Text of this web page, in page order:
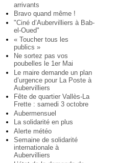
arrivants
Bravo quand même !
"Ciné d’Aubervilliers à Bab-
el-Oued"
« Toucher tous les
publics »
Ne sortez pas vos
poubelles le 1er Mai
Le maire demande un plan
d’urgence pour La Poste à
Aubervilliers
Fête de quartier Vallès-La
Frette : samedi 3 octobre
Aubermensuel
La solidarité en plus
Alerte météo
Semaine de solidarité
internationale à
Aubervilliers